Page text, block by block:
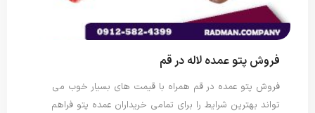
فروش پتو عمده لاله در قم
فروش پتو عمده در قم همراه با قیمت های بسیار خوب می
تواند بهترین شرایط را برای تمامی خریداران عمده پتو فراهم